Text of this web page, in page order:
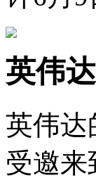
英伟
英伟达
受邀